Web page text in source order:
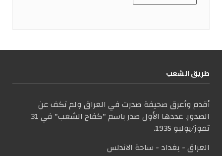
طریق الشعب
أقدم وأعرق صحيفة صدرت في العراق ولم تكف عن
الصدور. عددها الأول صدر باسم "كفاح الشعب" في 31
تموز/يوليو 1935.
العراق - بغداد - ساحة الاندلس